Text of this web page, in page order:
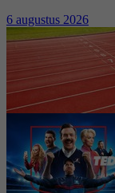
6 augustus 2026